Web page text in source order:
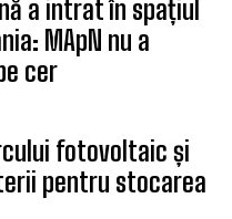
a intrat în spațiul
MApN nu a
cer
fotovoltaic și
pentru stocarea